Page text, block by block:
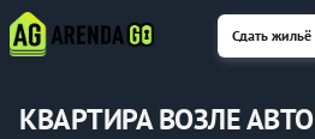
Сдать жильё
КВАРТИРА ВОЗЛЕ